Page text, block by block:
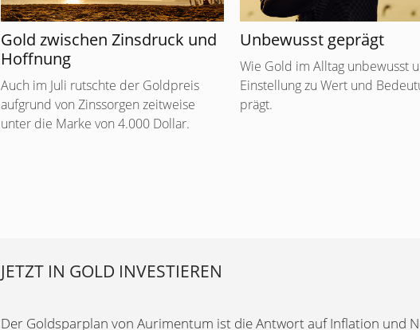
Gold zwischen Zinsdruck und
Hoffnung
Auch im Juli rutschte der Goldpreis
aufgrund von Zinssorgen zeitweise
unter die Marke von 4.000 Dollar.
Unbewusst geprägt
Wie Gold im Alltag unbewusst
Einstellung zu Wert und
prägt.
JETZT IN GOLD INVESTIEREN
Der Goldsparplan von Aurimentum ist die Antwort auf Inflation und